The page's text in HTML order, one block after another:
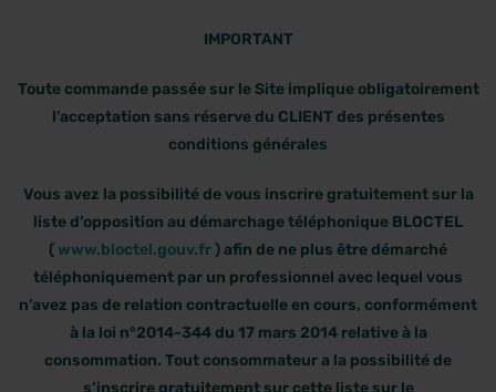
IMPORTANT
Toute commande passée sur le Site implique obligatoirement
l’acceptation sans réserve du CLIENT des présentes
conditions générales
Vous avez la possibilité de vous inscrire gratuitement sur la
liste d’opposition au démarchage téléphonique BLOCTEL
(www.bloctel.gouv.fr) afin de ne plus être démarché
téléphoniquement par un professionnel avec lequel vous
n’avez pas de relation contractuelle en cours, conformément
à la loi n°2014-344 du 17 mars 2014 relative à la
consommation. Tout consommateur a la possibilité de
s’inscrire gratuitement sur cette liste sur le